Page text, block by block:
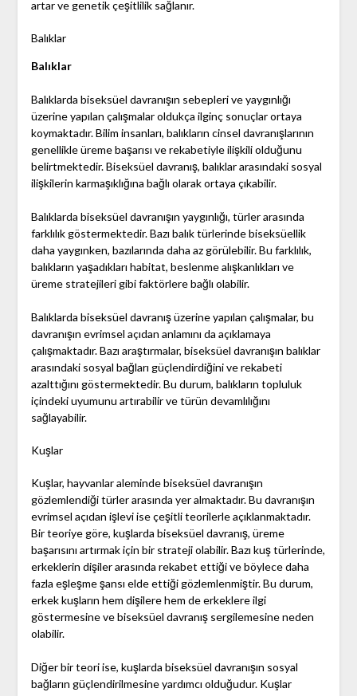
artar ve genetik çeşitlilik sağlanır.
Balıklar
Balıklar
Balıklarda biseksüel davranışın sebepleri ve yaygınlığı
üzerine yapılan çalışmalar oldukça ilginç sonuçlar ortaya
koymaktadır. Bilim insanları, balıkların cinsel davranışlarının
genellikle üreme başarısı ve rekabetiyle ilişkili olduğunu
belirtmektedir. Biseksüel davranış, balıklar arasındaki sosyal
ilişkilerin karmaşıklığına bağlı olarak ortaya çıkabilir.
Balıklarda biseksüel davranışın yaygınlığı, türler arasında
farklılık göstermektedir. Bazı balık türlerinde biseksüellik
daha yaygınken, bazılarında daha az görülebilir. Bu farklılık,
balıkların yaşadıkları habitat, beslenme alışkanlıkları ve
üreme stratejileri gibi faktörlere bağlı olabilir.
Balıklarda biseksüel davranış üzerine yapılan çalışmalar, bu
davranışın evrimsel açıdan anlamını da açıklamaya
çalışmaktadır. Bazı araştırmalar, biseksüel davranışın balıklar
arasındaki sosyal bağları güçlendirdiğini ve rekabeti
azalttığını göstermektedir. Bu durum, balıkların topluluk
içindeki uyumunu artırabilir ve türün devamlılığını
sağlayabilir.
Kuşlar
Kuşlar, hayvanlar aleminde biseksüel davranışın
gözlemlendiği türler arasında yer almaktadır. Bu davranışın
evrimsel açıdan işlevi ise çeşitli teorilerle açıklanmaktadır.
Bir teoriye göre, kuşlarda biseksüel davranış, üreme
başarısını artırmak için bir strateji olabilir. Bazı kuş türlerinde,
erkeklerin dişiler arasında rekabet ettiği ve böylece daha
fazla eşleşme şansı elde ettiği gözlemlenmiştir. Bu durum,
erkek kuşların hem dişilere hem de erkeklere ilgi
göstermesine ve biseksüel davranış sergilemesine neden
olabilir.
Diğer bir teori ise, kuşlarda biseksüel davranışın sosyal
bağların güçlendirilmesine yardımcı olduğudur. Kuşlar